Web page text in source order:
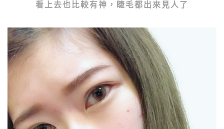
看上去也比較有神，睫毛都出來見人了